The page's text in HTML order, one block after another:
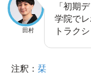
田村
「初期
学院で
トラク
注釈： 栞